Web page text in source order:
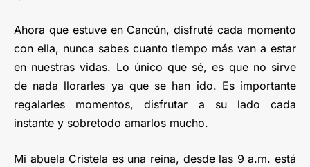
Ahora que estuve en Cancún, disfruté cada momento
con ella, nunca sabes cuanto tiempo más van a estar
en nuestras vidas. Lo único que sé, es que no sirve
de nada llorarles ya que se han ido. Es importante
regalarles momentos, disfrutar a su lado cada
instante y sobretodo amarlos mucho.
Mi abuela Cristela es una reina, desde las 9 a.m. está